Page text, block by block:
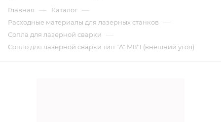
Главная — Каталог —
Расходные материалы для лазерных станков —
Сопла для лазерной сварки —
Сопло для лазерной сварки тип "A" M8*1 (внешний угол)